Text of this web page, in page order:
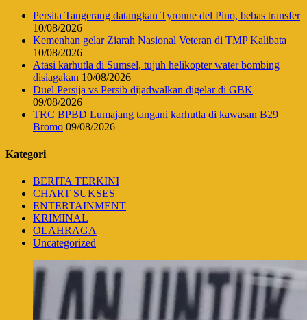
Persita Tangerang datangkan Tyronne del Pino, bebas transfer
10/08/2026
Kemenhan gelar Ziarah Nasional Veteran di TMP Kalibata
10/08/2026
Atasi karhutla di Sumsel, tujuh helikopter water bombing
disiagakan 10/08/2026
Duel Persija vs Persib dijadwalkan digelar di GBK
09/08/2026
TRC BPBD Lumajang tangani karhutla di kawasan B29
Bromo 09/08/2026
Kategori
BERITA TERKINI
CHART SUKSES
ENTERTAINMENT
KRIMINAL
OLAHRAGA
Uncategorized